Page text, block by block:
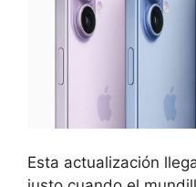
Esta actualización